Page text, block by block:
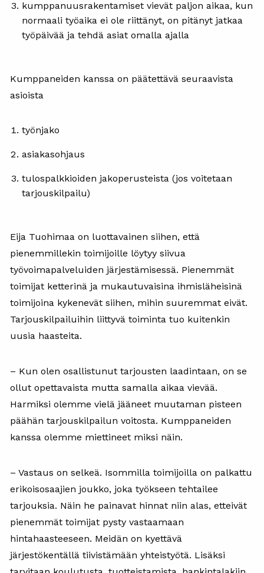
kumppanuusrakentamiset vievät paljon aikaa, kun
normaali työaika ei ole riittänyt, on pitänyt jatkaa
työpäivää ja tehdä asiat omalla ajalla
Kumppaneiden kanssa on päätettävä seuraavista
asioista
työnjako
asiakasohjaus
tulospalkkioiden jakoperusteista (jos voitetaan
tarjouskilpailu)
Eija Tuohimaa on luottavainen siihen, että
pienemmillekin toimijoille löytyy siivua
työvoimapalveluiden järjestämisessä. Pienemmät
toimijat ketterinä ja mukautuvaisina ihmisläheisinä
toimijoina kykenevät siihen, mihin suuremmat eivät.
Tarjouskilpailuihin liittyvä toiminta tuo kuitenkin
uusia haasteita.
– Kun olen osallistunut tarjousten laadintaan, on se
ollut opettavaista mutta samalla aikaa vievää.
Harmiksi olemme vielä jääneet muutaman pisteen
päähän tarjouskilpailun voitosta. Kumppaneiden
kanssa olemme miettineet miksi näin.
– Vastaus on selkeä. Isommilla toimijoilla on palkattu
erikoisosaajien joukko, joka työkseen tehtailee
tarjouksia. Näin he painavat hinnat niin alas, etteivät
pienemmät toimijat pysty vastaamaan
hintahaasteeseen. Meidän on kyettävä
järjestökentällä tiivistämään yhteistyötä. Lisäksi